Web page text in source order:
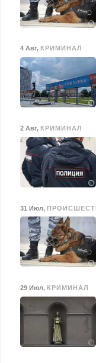
выплачивается
премия. Возможно
бесплатное
получение
работа инспектором
транспортной
безопасности с з/п до
125000 руб.
4 Авг, КРИМИНАЛ
2 Авг, КРИМИНАЛ
31 Июл,
29 Июл, КРИМИНАЛ